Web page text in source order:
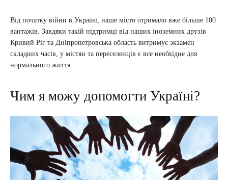
Від початку війни в Україні, наше місто отримало вже більше 100
вантажів. Завдяки такій підтримці від наших іноземних друзів
Кривий Ріг та Дніпропетровська область витримує экзамен
складних часів, у містян та переселенців є все необхідне для
нормального життя.
Чим я можу допомогти Україні?